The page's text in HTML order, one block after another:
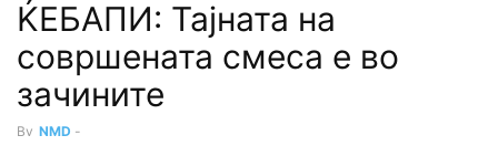
ЌЕБАПИ: Тајната на
совршената смеса е во
зачините
By NMD -